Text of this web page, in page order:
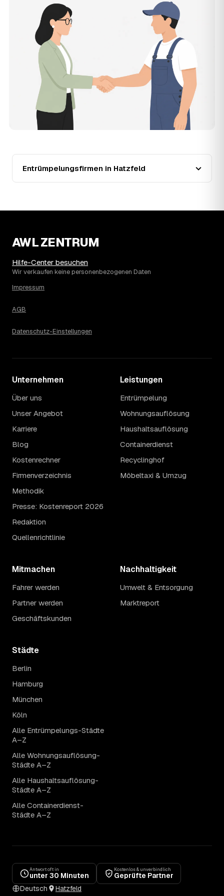
Entrümpler aus Hatzfeld zum Vergleichen. Bezahlt wird nur
der Entrümpler, den Sie selbst auswählen.
Was kostet die Entrümpelung einer normalen
Wohnung in Hatzfeld?
Für eine durchschnittliche Wohnung mit rund 65 m² liegen
die Kosten in Hatzfeld bei etwa 1.840 €, das entspricht im
Schnitt rund 33,8 € je Quadratmeter. Zugänglichkeit
(Etage, Aufzug), Menge und Sperrmüllanteil verschieben
den Preis nach oben oder unten — den genauen
Festpreis nennt Ihnen der Entrümpler nach kurzer
Beschreibung.
Werden Entrümpelungen in Hatzfeld in Zukunft
Seit 2020 verlief die Preisentwicklung in Hatzfeld fallend
(−25 %), mit dem bisherigen Höchststand im Jahr 2024.
Eine Prognose lässt sich daraus nicht ableiten, aber die
Daten zeigen: Wer frühzeitig anfragt, sichert sich das
Die Spanne ergibt sich vor allem aus Menge und
eher am unteren Ende, eine voll möblierte Wohnung mit
Etage ohne Aufzug oder viel Sperrmüll eher am oberen.
Sondermüllanteil verschieben den Endpreis. Den genauen
kostenlosen Einschätzung.
Entrümpelungsfirmen in Hatzfeld
AWL ZENTRUM
Hilfe-Center besuchen
Wir verkaufen keine personenbezogenen Daten
Impressum
AGB
Datenschutz-Einstellungen
Unternehmen
Über uns
Unser Angebot
Karriere
Blog
Kostenrechner
Firmenverzeichnis
Methodik
Presse: Kostenreport 2026
Redaktion
Quellenrichtlinie
Leistungen
Entrümpelung
Wohnungsauflösung
Haushaltsauflösung
Containerdienst
Recyclinghof
Möbeltaxi & Umzug
Mitmachen
Fahrer werden
Partner werden
Geschäftskunden
Nachhaltigkeit
Umwelt & Entsorgung
Marktreport
Städte
Berlin
Hamburg
München
Köln
Alle Entrümpelungs-Städte
A–Z
Alle Wohnungsauflösung-
Städte A–Z
Alle Haushaltsauflösung-
Städte A–Z
Alle Containerdienst-
Städte A–Z
Antwort oft in
unter 30 Minuten
Kostenlos & unverbindlich
Geprüfte Partner
Deutsch
Hatzfeld